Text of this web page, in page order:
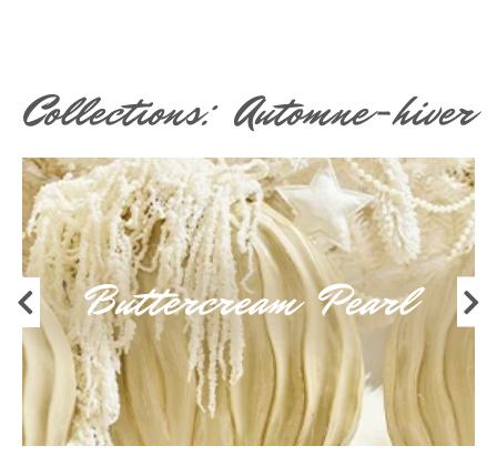
Collections: Automne-hiver
Buttercream Pearl